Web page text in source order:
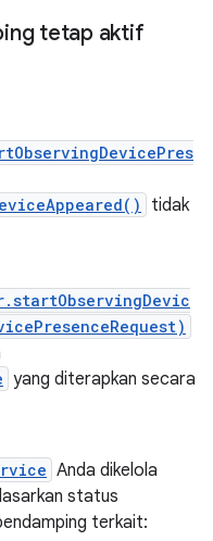
tetap aktif
tidak
yang diterapkan secara
Anda dikelola
status
terkait: